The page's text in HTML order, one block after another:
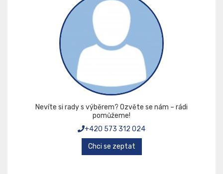
Nevíte si rady s výběrem? Ozvěte se nám – rádi
pomůžeme!
+420 573 312 024
Chci se zeptat